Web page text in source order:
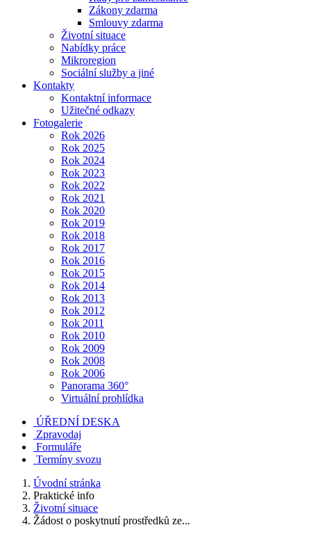
Zákony zdarma
Smlouvy zdarma
Životní situace
Nabídky práce
Mikroregion
Sociální služby a jiné
Kontakty
Kontaktní informace
Užitečné odkazy
Fotogalerie
Rok 2026
Rok 2025
Rok 2024
Rok 2023
Rok 2022
Rok 2021
Rok 2020
Rok 2019
Rok 2018
Rok 2017
Rok 2016
Rok 2015
Rok 2014
Rok 2013
Rok 2012
Rok 2011
Rok 2010
Rok 2009
Rok 2008
Rok 2006
Panorama 360°
Virtuální prohlídka
ÚŘEDNÍ DESKA
Zpravodaj
Formuláře
Termíny svozu
Úvodní stránka
Praktické info
Životní situace
Žádost o poskytnutí prostředků ze...